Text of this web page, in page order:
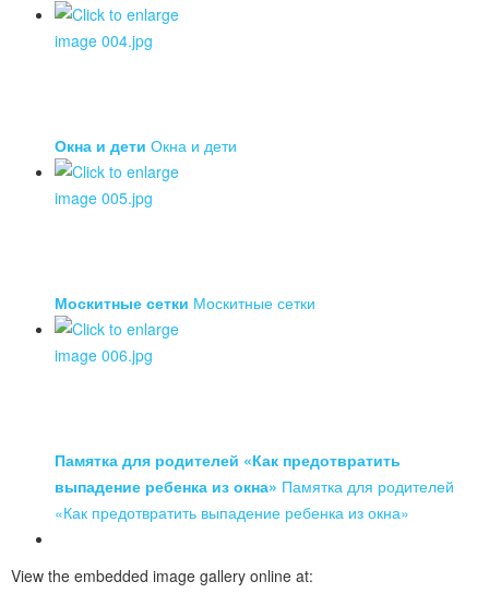
Окна и дети Окна и дети
Москитные сетки Москитные сетки
Памятка для родителей «Как предотвратить
выпадение ребенка из окна» Памятка для родителей
«Как предотвратить выпадение ребенка из окна»
View the embedded image gallery online at: